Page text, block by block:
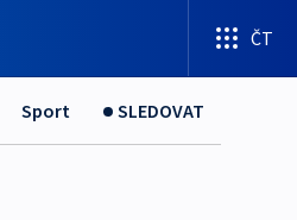
ČT
Sport SLEDOVAT